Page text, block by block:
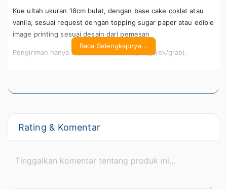
Kue ultah ukuran 18cm bulat, dengan base cake coklat atau
vanila, sesuai request dengan topping sugar paper atau edible
image printing sesuai desain dari pemesan
Pengiriman hanya dapat diproses via ojol (gojek/grab).
Baca Selengkapnya...
Rating & Komentar